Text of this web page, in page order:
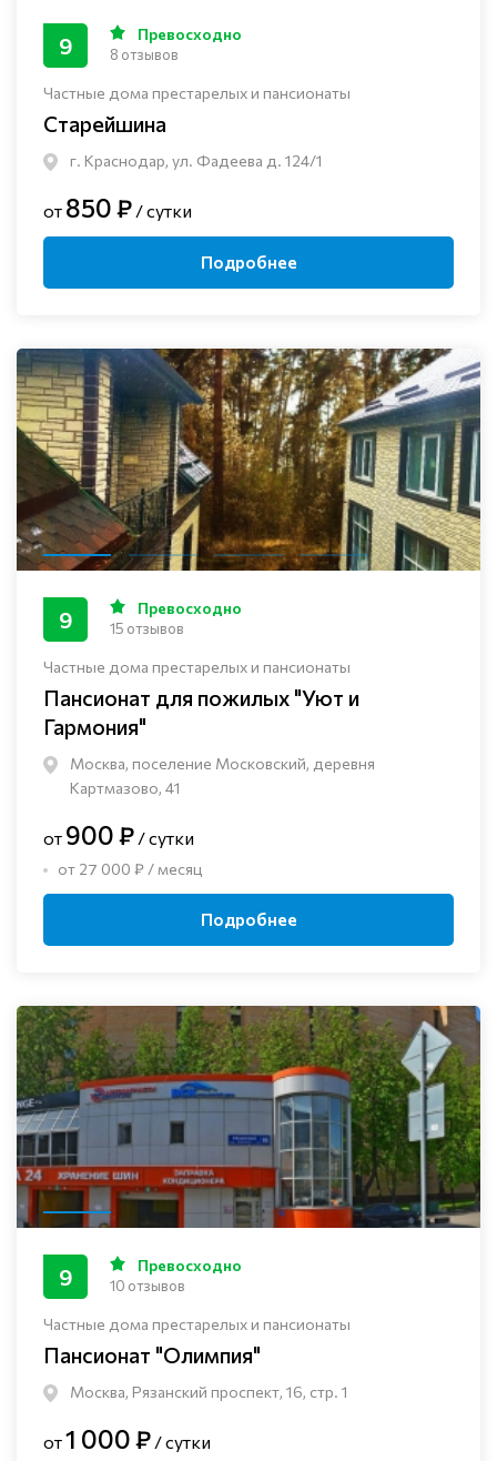
Частные дома престарелых и пансионаты
Старейшина
г. Краснодар, ул. Фадеева д. 124/1
9 Превосходно
8 отзывов
от 850 ₽ / сутки
Подробнее
Частные дома престарелых и пансионаты
Пансионат для пожилых "Уют и
Гармония"
Москва, поселение Московский, деревня
Картмазово, 41
9 Превосходно
15 отзывов
от 900 ₽ / сутки
от 27 000 ₽ / месяц
Подробнее
Частные дома престарелых и пансионаты
Пансионат "Олимпия"
Москва, Рязанский проспект, 16, стр. 1
9 Превосходно
10 отзывов
от1 000 ₽ / сутки